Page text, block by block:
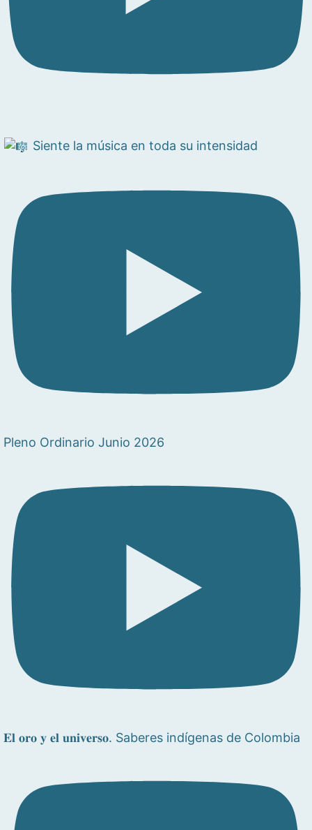
Siente la música en toda su intensidad
Pleno Ordinario Junio 2026
𝐄𝐥 𝐨𝐫𝐨 𝐲 𝐞𝐥 𝐮𝐧𝐢𝐯𝐞𝐫𝐬𝐨. Saberes indígenas de Colombia